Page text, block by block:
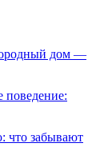
дом —
поведение:
что забывают